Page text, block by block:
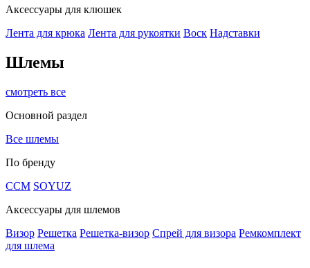
Аксессуары для клюшек
Лента для крюка Лента для рукоятки Воск Надставки
Шлемы
смотреть все
Основной раздел
Все шлемы
По бренду
CCM SOYUZ
Аксессуары для шлемов
Визор Решетка Решетка-визор Спрей для визора Ремкомплект
для шлема